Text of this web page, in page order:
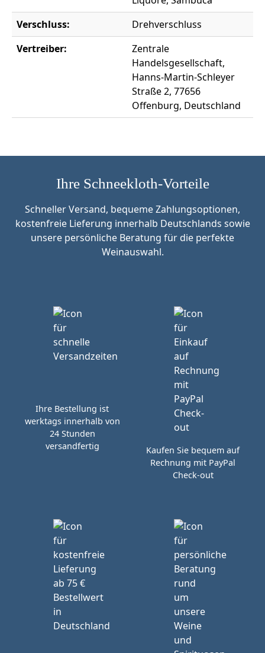
Verschluss:
Drehverschluss
Vertreiber:
Zentrale
Handelsgesellschaft,
Hanns-Martin-Schleyer
Straße 2, 77656
Offenburg, Deutschland
Ihre Schneekloth-Vorteile
Schneller Versand, bequeme Zahlungsoptionen,
kostenfreie Lieferung innerhalb Deutschlands sowie
unsere persönliche Beratung für die perfekte
Weinauswahl.
Ihre Bestellung ist
werktags innerhalb von
24 Stunden
versandfertig
Kaufen Sie bequem auf
Rechnung mit PayPal
Check-out